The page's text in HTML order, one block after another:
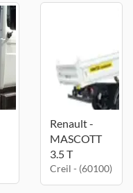
Renault -
MASCOTT
3.5 T
Creil - (60100)